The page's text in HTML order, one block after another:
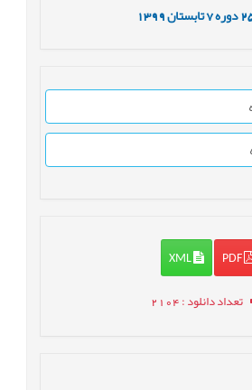
دوره7 تابستان1399
PDF
XML
تعداد دانلود: 2104